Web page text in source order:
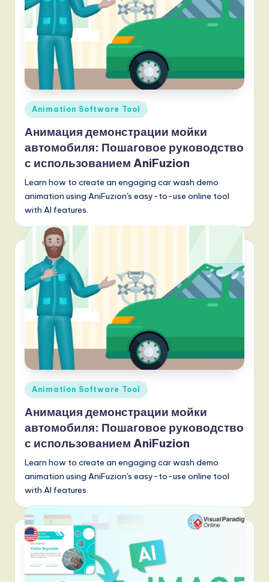
n
n
v
a
ti
o
n
Опубликовано
Animation Software Tool
Анимация демонстрации мойки
автомобиля: Пошаговое руководство
с использованием AniFuzion
Learn how to create an engaging car wash demo
animation using AniFuzion's easy-to-use online tool
with AI features.
Опубликовано
Animation Software Tool
Анимация демонстрации мойки
автомобиля: Пошаговое руководство
с использованием AniFuzion
Learn how to create an engaging car wash demo
animation using AniFuzion's easy-to-use online tool
with AI features.